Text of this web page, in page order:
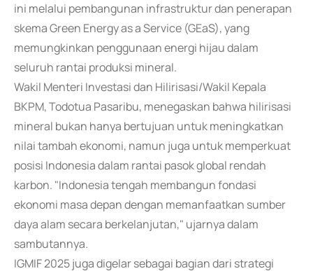
ini melalui pembangunan infrastruktur dan penerapan
skema Green Energy as a Service (GEaS), yang
memungkinkan penggunaan energi hijau dalam
seluruh rantai produksi mineral.
Wakil Menteri Investasi dan Hilirisasi/Wakil Kepala
BKPM, Todotua Pasaribu, menegaskan bahwa hilirisasi
mineral bukan hanya bertujuan untuk meningkatkan
nilai tambah ekonomi, namun juga untuk memperkuat
posisi Indonesia dalam rantai pasok global rendah
karbon. "Indonesia tengah membangun fondasi
ekonomi masa depan dengan memanfaatkan sumber
daya alam secara berkelanjutan," ujarnya dalam
sambutannya.
IGMIF 2025 juga digelar sebagai bagian dari strategi